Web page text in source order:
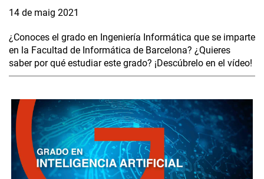
14 de maig 2021
¿Conoces el grado en Ingeniería Informática que se imparte
en la Facultad de Informática de Barcelona? ¿Quieres
saber por qué estudiar este grado? ¡Descúbrelo en el vídeo!